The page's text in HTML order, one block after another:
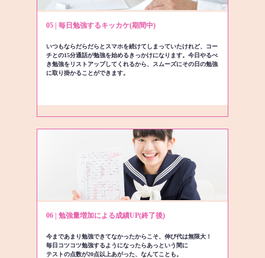
05 | 毎日勉強するキッカケ(期間中)
いつもならだらだらとスマホを続けてしまっていたけれど、コー
チとの15分通話が勉強を始めるきっかけになります。今日やるべ
き勉強をリストアップしてくれるから、スムーズにその日の勉強
に取り掛かることができます。
06 | 勉強量増加による成績UP(終了後)
今まであまり勉強できてなかったからこそ、伸び代は無限大！
毎日コツコツ勉強するようになったらあっという間に
テストの点数が20点以上あがった、なんてことも。